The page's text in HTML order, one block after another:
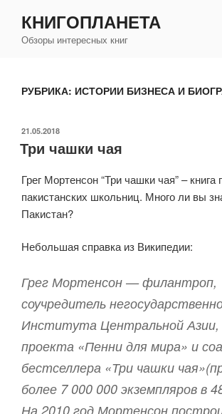
содержимому
КНИГОПЛАНЕТА
Обзоры интересных книг
РУБРИКА: ИСТОРИИ БИЗНЕСА И
ОПУБЛИКОВАНО
21.05.2018
Три чашки чая
Грег Мортенсон “Три чашки чая” – книга
пакистанских школьниц. Много ли вы
Пакистан?
Небольшая справка из Википедии:
Грег Мортенсон — филантроп,
соучредитель
Института Центральной Азии,
проекта «Пенни для мира» и
бестселлера «Три чашки
более 7 000 000 экземпляров в
На 2010 год Мортенсон